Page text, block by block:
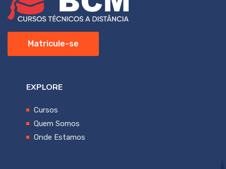
Matricule-se
EXPLORE
Cursos
Quem Somos
Onde Estamos